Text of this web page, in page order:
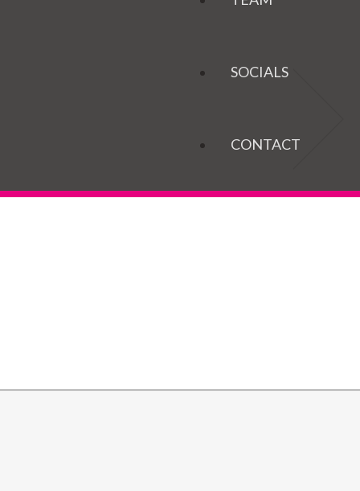
SOCIALS
CONTACT